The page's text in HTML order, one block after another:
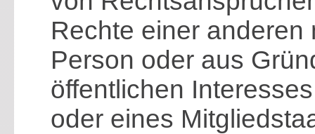
Rechte einer
Person oder aus
öffentlichen
oder eines